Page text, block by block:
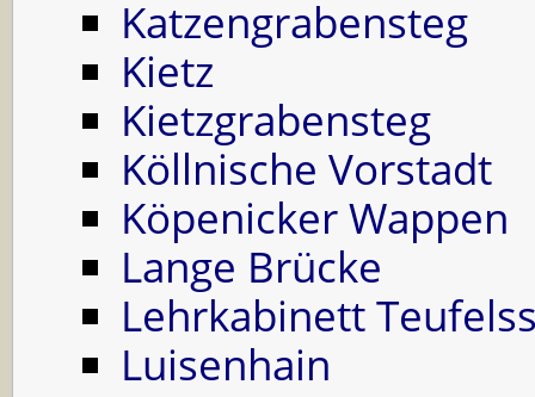
Katzengrabensteg
Kietz
Kietzgrabensteg
Köllnische Vorstadt
Köpenicker Wappen
Lange Brücke
Lehrkabinett
Luisenhain